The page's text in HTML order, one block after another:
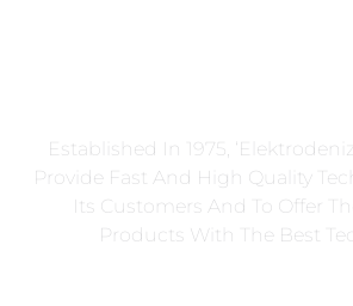
Established In 1975,
Provide Fast And High Quality
Its Customers And To Offer
Products With The Best